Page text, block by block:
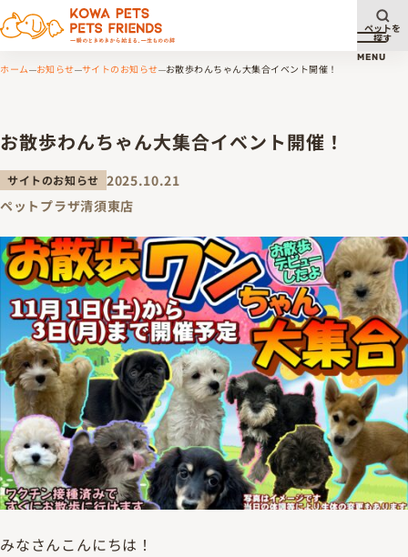
メニ
MENU
ペットを
探す
ホーム お知らせ サイトのお知らせ お散歩わんちゃん大集合イベント開催！
お散歩わんちゃん大集合イベント開催！
サイトのお知らせ 2025.10.21
ペットプラザ清須東店
みなさんこんにちは！